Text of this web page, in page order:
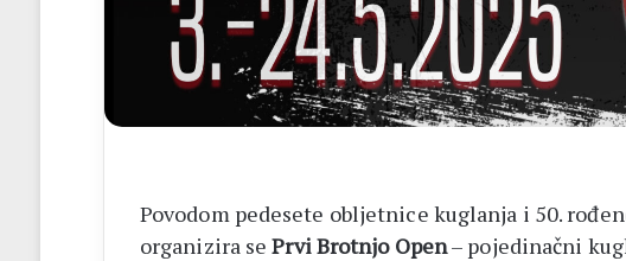
Povodom pedesete obljetnice kuglanja i 50.
organizira sePrvi Brotnjo Open– pojedinačni
listići
i
elektroničko
brojanje